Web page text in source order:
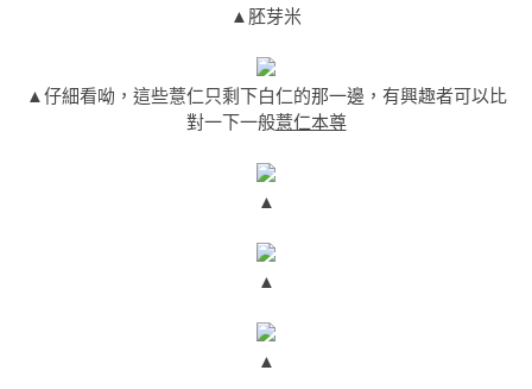
▲胚芽米
▲仔細看呦，這些薏仁只剩下白仁的那一邊，有興趣者可以比
對一下一般薏仁本尊
▲
▲
▲